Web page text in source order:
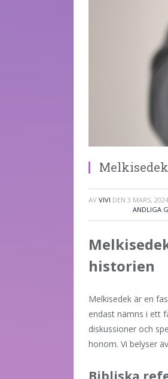
AV VIVI DEN 3 MARS, 2024
ANDLIGA
historien
Melkisedek är en
endast nämns i ett
diskussioner och
honom. Vi belyser